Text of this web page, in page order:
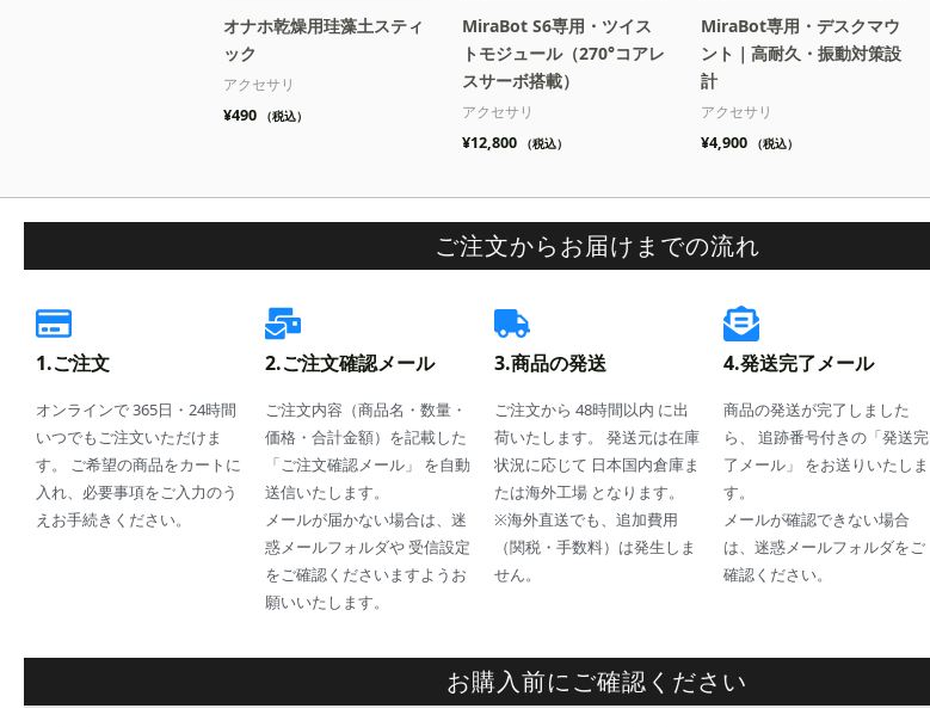
オナホ乾燥用珪藻土スティ
ック
アクセサリ
¥490 （税込）
MiraBot S6専用・ツイス
トモジュール（270°コアレ
スサーボ搭載）
アクセサリ
¥12,800 （税込）
MiraBot専用・デスクマウ
ント｜高耐久・振動対策設
計
アクセサリ
¥4,900 （税込）
ご注文からお届けまでの流れ
1.ご注文
オンラインで 365日・24時間
いつでもご注文いただけま
す。 ご希望の商品をカートに
入れ、必要事項をご入力のう
えお手続きください。
2.ご注文確認メール
ご注文内容（商品名・数量・
価格・合計金額）を記載した
「ご注文確認メール」 を自動
送信いたします。
メールが届かない場合は、迷
惑メールフォルダや 受信設定
をご確認くださいますようお
願いいたします。
3.商品の発送
ご注文から 48時間以内 に出
荷いたします。 発送元は在庫
状況に応じて 日本国内倉庫ま
たは海外工場 となります。
※海外直送でも、追加費用
（関税・手数料）は発生しま
せん。
4.発送完了メール
商品の発送が完了しました
ら、 追跡番号付きの「発送完
了メール」 をお送りいたしま
す。
メールが確認できない場合
は、迷惑メールフォルダをご
確認ください。
お購入前にご確認ください